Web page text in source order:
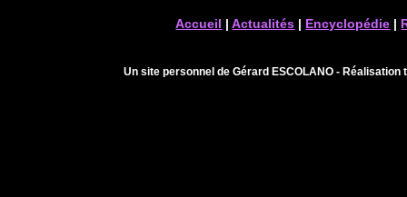
Accueil |Actualités | Encyclopédie |
Un site personnel de Gérard ESCOLANO -